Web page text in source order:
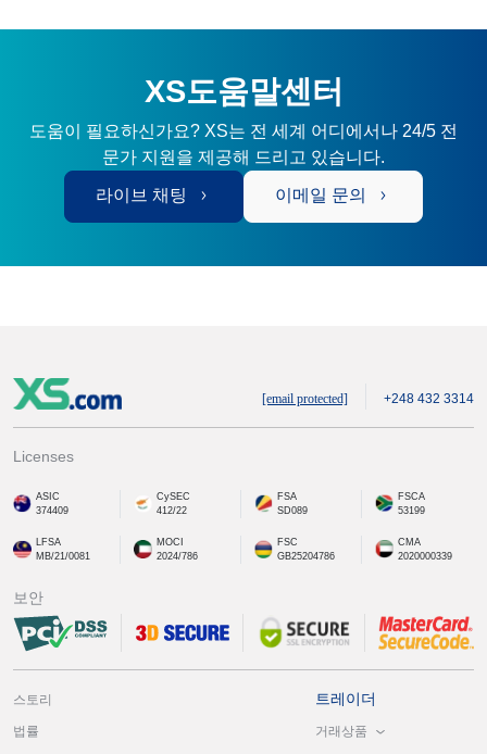
XS도움말센터
도움이 필요하신가요? XS는 전 세계 어디에서나 24/5 전
문가 지원을 제공해 드리고 있습니다.
라이브 채팅 이메일 문의
[email protected] +248 432 3314
Licenses
ASIC
374409
CySEC
412/22
FSA
SD089
FSCA
53199
LFSA
MB/21/0081
MOCI
2024/786
FSC
GB25204786
CMA
2020000339
보안
스토리
법률
트레이더
거래상품